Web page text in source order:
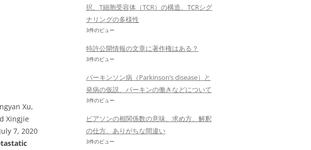
Xu,
Xingjie
7, 2020
択、T細胞受容体（TCR）の構造、TCRシグ
ナリングの多様性
3件のビュー
特許公開情報の文章に著作権はある？
3件のビュー
パーキンソン病（Parkinson’s disease）と
発病の仮説、パーキンの働きなどについて
3件のビュー
ピアソンの相関係数の意味、求め方、解釈
の仕方、ありがちな間違い
3件のビュー